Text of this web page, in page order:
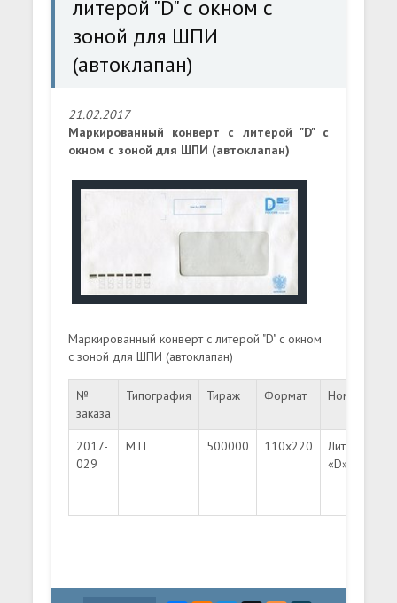
литерой "D" с окном с
зоной для ШПИ
(автоклапан)
21.02.2017
Маркированный конверт с литерой "D" с
окном с зоной для ШПИ (автоклапан)
Маркированный конверт с литерой "D" с окном
с зоной для ШПИ (автоклапан)
№
заказа
Типография Тираж Формат Номинал
2017-
029
МТГ 500000 110х220
Литера
«D»